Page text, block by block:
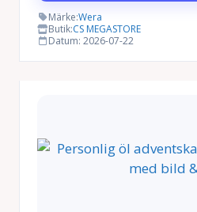
Märke:Wera
Butik:CS MEGASTORE
Datum: 2026-07-22